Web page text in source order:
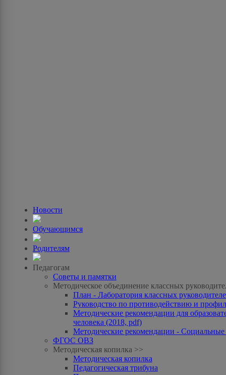
Новости
Обучающимся
Родителям
Педагогам
Советы и памятки
Методическое объединение классных
План - Лаборатория классных
Руководство по противодействию и
Методические рекомендации для
человека (2018, pdf)
Методические рекомендации -
ФГОС ОВЗ
Методическая копилка >>
Методическая копилка
Педагогическая трибуна